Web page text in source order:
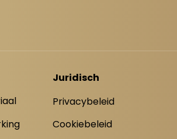
Juridisch
Privacybeleid
Cookiebeleid